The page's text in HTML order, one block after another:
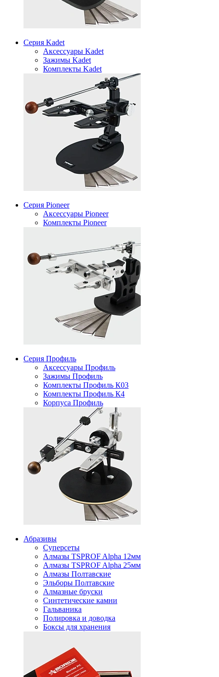
Серия Kadet
Аксессуары Kadet
Зажимы Kadet
Комплекты Kadet
Серия Pioneer
Аксессуары Pioneer
Комплекты Pioneer
Серия Профиль
Аксессуары Профиль
Зажимы Профиль
Комплекты Профиль К03
Комплекты Профиль К4
Корпуса Профиль
Абразивы
Суперсеты
Алмазы TSPROF Alpha 12мм
Алмазы TSPROF Alpha 25мм
Алмазы Полтавские
Эльборы Полтавские
Алмазные бруски
Синтетические камни
Гальваника
Полировка и доводка
Боксы для хранения